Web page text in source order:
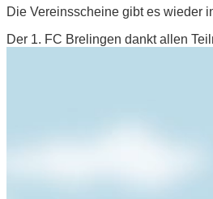
Die Vereinsscheine gibt es wieder
Der 1. FC Brelingen dankt allen